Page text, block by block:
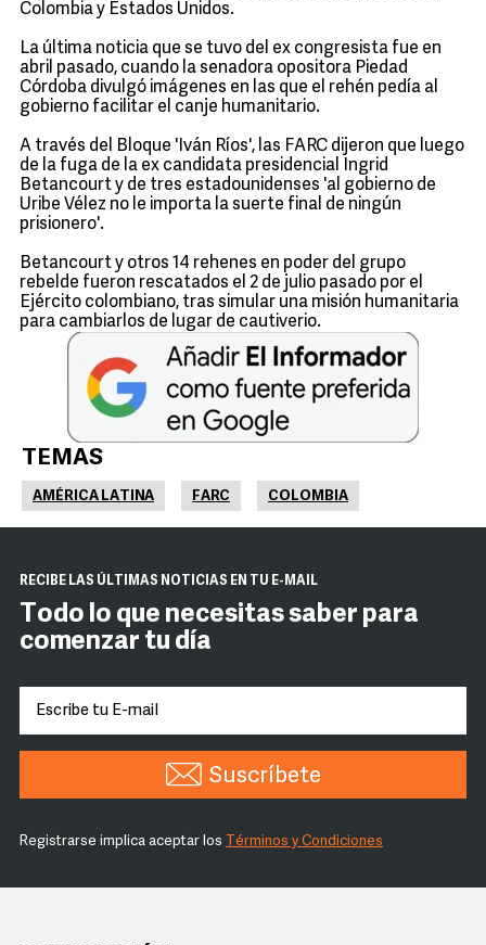
Colombia y Estados Unidos.
La última noticia que se tuvo del ex congresista fue en
abril pasado, cuando la senadora opositora Piedad
Córdoba divulgó imágenes en las que el rehén pedía al
gobierno facilitar el canje humanitario.
A través del Bloque 'Iván Ríos', las FARC dijeron que luego
de la fuga de la ex candidata presidencial Ingrid
Betancourt y de tres estadounidenses 'al gobierno de
Uribe Vélez no le importa la suerte final de ningún
prisionero'.
Betancourt y otros 14 rehenes en poder del grupo
rebelde fueron rescatados el 2 de julio pasado por el
Ejército colombiano, tras simular una misión humanitaria
para cambiarlos de lugar de cautiverio.
TEMAS
AMÉRICA LATINA FARC COLOMBIA
RECIBE LAS ÚLTIMAS NOTICIAS EN TU E-MAIL
Todo lo que necesitas saber para
comenzar tu día
Suscríbete
Registrarse implica aceptar los Términos y Condiciones